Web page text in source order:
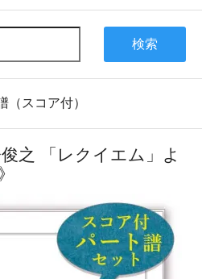
検索
（スコア付）
之 「レクイエム」よ